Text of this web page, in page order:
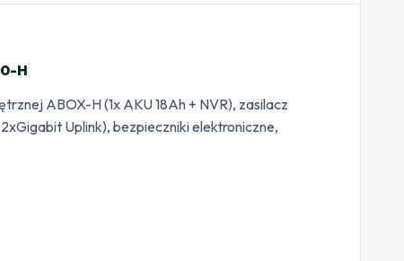
H
ABOX-H (1x AKU 18Ah + NVR), zasilacz
Uplink), bezpieczniki elektroniczne,